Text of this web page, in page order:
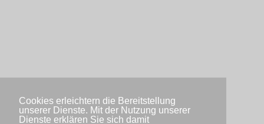
Cookies erleichtern die Bereitstellung
unserer Dienste. Mit der Nutzung unserer
Dienste erklären Sie sich damit